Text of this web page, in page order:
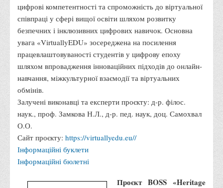
Економіки, менеджменту та права
Кафедри
Товарознавства, експертизи та торговельного
підприємництва
Туризму та готельно-ресторанної справи
Менеджменту та публічного управління
Права
цифрові компетентності та спроможність до віртуальної
співпраці у сфері вищої освіти шляхом розвитку
безпечних і інклюзивних цифрових навичок. Основна
увага «VirtuallyEDU» зосереджена на посилення
працевлаштовуваності студентів у цифрову епоху
шляхом впровадження інноваційних підходів до онлайн-
навчання, міжкультурної взаємодії та віртуальних
обмінів.
Залучені виконавці та експерти проєкту: д-р. філос.
наук., проф. Замкова Н.Л., д-р. пед. наук, доц. Самохвал
О.О.
Сайт проєкту: https://virtuallyedu.eu//
Інформаційні буклети
Інформаційні бюлетні
Проєкт BOSS «Heritage